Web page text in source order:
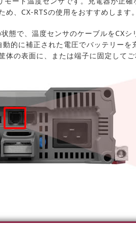
、CX-RTSの使用をおすすめします。
態で、温度センサのケーブルをCX
的に補正された電圧でバッテリー
の表面に、または端子に固定してご